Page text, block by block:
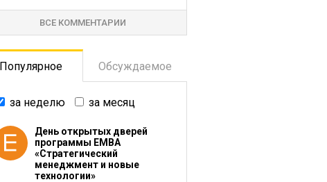
ВСЕ КОММЕНТАРИИ
Популярное Обсуждаемое
за неделю за месяц
День открытых дверей
программы ЕМВА
«Стратегический
менеджмент и новые
технологии»